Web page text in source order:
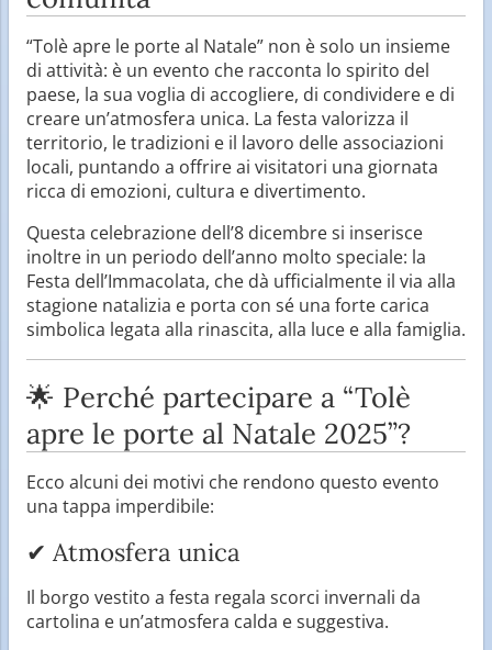
“Tolè apre le porte al Natale” non è solo un insieme
di attività: è un evento che racconta lo spirito del
paese, la sua voglia di accogliere, di condividere e di
creare un’atmosfera unica. La festa valorizza il
territorio, le tradizioni e il lavoro delle associazioni
locali, puntando a offrire ai visitatori una giornata
ricca di emozioni, cultura e divertimento.
Questa celebrazione dell’8 dicembre si inserisce
inoltre in un periodo dell’anno molto speciale: la
Festa dell’Immacolata, che dà ufficialmente il via alla
stagione natalizia e porta con sé una forte carica
simbolica legata alla rinascita, alla luce e alla famiglia.
🌟 Perché partecipare a “Tolè
apre le porte al Natale 2025”?
Ecco alcuni dei motivi che rendono questo evento
una tappa imperdibile:
✔ Atmosfera unica
Il borgo vestito a festa regala scorci invernali da
cartolina e un’atmosfera calda e suggestiva.